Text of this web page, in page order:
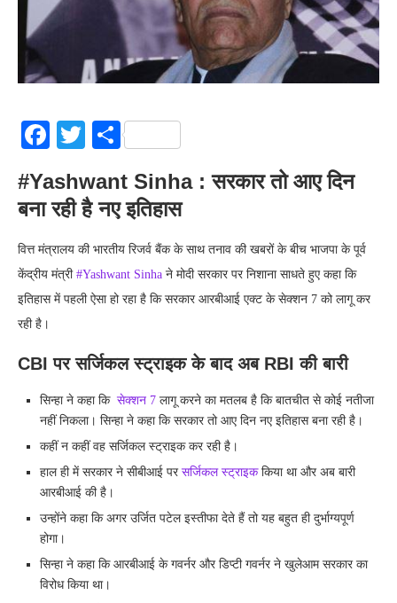
Facebook
Twitter
Share
#Yashwant Sinha : सरकार तो आए दिन
बना रही है नए इतिहास
वित्त मंत्रालय की भारतीय रिजर्व बैंक के साथ तनाव की खबरों के बीच भाजपा के पूर्व
केंद्रीय मंत्री #Yashwant Sinha ने मोदी सरकार पर निशाना साधते हुए कहा कि
इतिहास में पहली ऐसा हो रहा है कि सरकार आरबीआई एक्ट के सेक्शन 7 को लागू कर
रही है।
CBI पर सर्जिकल स्‍ट्राइक के बाद अब RBI की बारी
सिन्हा ने कहा कि सेक्शन 7 लागू करने का मतलब है कि बातचीत से कोई नतीजा
नहीं निकला। सिन्हा ने कहा कि सरकार तो आए दिन नए इतिहास बना रही है।
कहीं न कहीं वह सर्जिकल स्ट्राइक कर रही है।
हाल ही में सरकार ने सीबीआई पर सर्जिकल स्ट्राइककिया था और अब बारी
आरबीआई की है।
उन्होंने कहा कि अगर उर्जित पटेल इस्तीफा देते हैं तो यह बहुत ही दुर्भाग्यपूर्ण
होगा।
सिन्हा ने कहा कि आरबीआई के गवर्नर और डिप्टी गवर्नर ने खुलेआम सरकार का
विरोध किया था।